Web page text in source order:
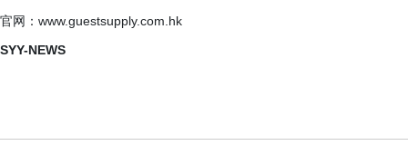
官网：www.guestsupply.com.hk
SYY-NEWS